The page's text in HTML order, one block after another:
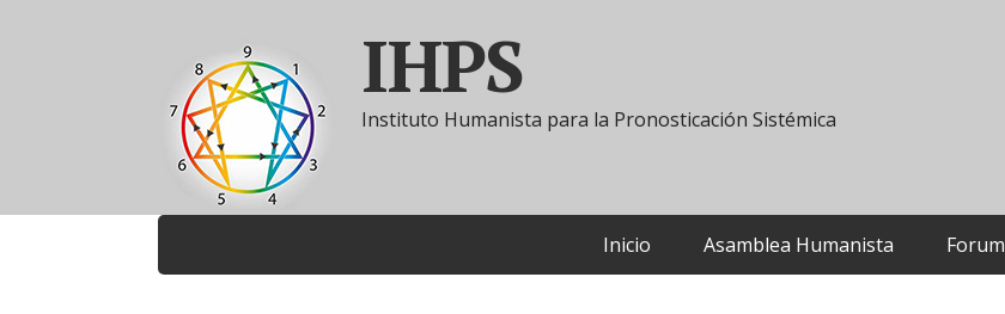
IHPS
Instituto Humanista para la Pronosticación Sistémica
Inicio Asamblea Humanista Forum